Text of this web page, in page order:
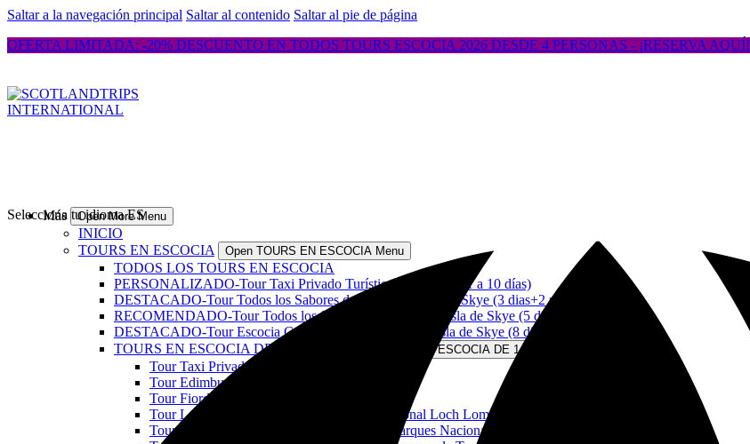
Saltar a la navegación principal Saltar al contenido Saltar al pie de página
OFERTA LIMITADA: -20% DESCUENTO EN TODOS TOURS ESCOCIA 2026 DESDE 4 PERSONAS - ¡RESERVA AQUÍ!
Más Open More Menu
INICIO
TOURS EN ESCOCIA
Open TOURS EN ESCOCIA Menu
TODOS LOS TOURS EN ESCOCIA
PERSONALIZADO-Tour Taxi Privado Turístico en Escocia (1 a 10 días)
DESTACADO-Tour Todos los Sabores de Escocia & Isla de Skye (3 dias+2 noches)
RECOMENDADO-Tour Todos los Sabores de Escocia & Isla de Skye (5 dias+5 noches)
DESTACADO-Tour Escocia Completa, Costas Norte & Isla de Skye (8 dias+8 noches)
TOURS EN ESCOCIA DE 1-4 DÍAS
Open TOURS EN ESCOCIA DE 1-4 DÍAS Menu
Tour Taxi Privado Turístico en Escocia
Tour Edimburgo Histórico caminando
Tour Fiordo de Forth & los Trossachs (1 día)
Tour Lagos & Castillos: Argyll y Paque Nacional Loch Lomond Trossachs (2 días)
Tour Lago Ness, Canal de Caledonia y los Parques Nacionales (2 días)
Selecciona tu idioma ES